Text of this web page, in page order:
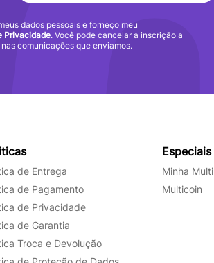
dados pessoais e forneço meu
Privacidade. Você pode cancelar a inscrição a
comunicações que enviamos.
de Entrega
de Pagamento
de Privacidade
de Garantia
Troca e Devolução
Especiais
Minha Multi
Multicoin